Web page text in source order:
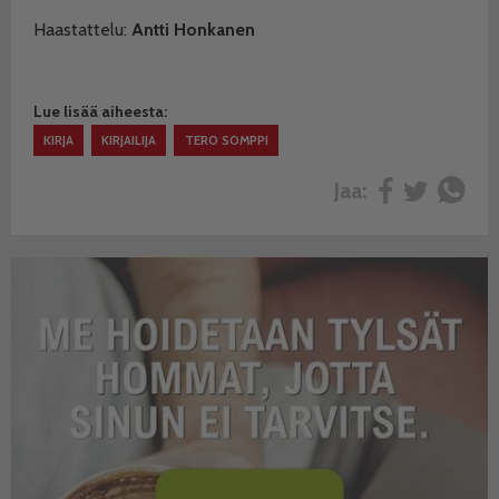
Haastattelu: Antti Honkanen
Lue lisää aiheesta:
KIRJA KIRJAILIJA TERO SOMPPI
Jaa: